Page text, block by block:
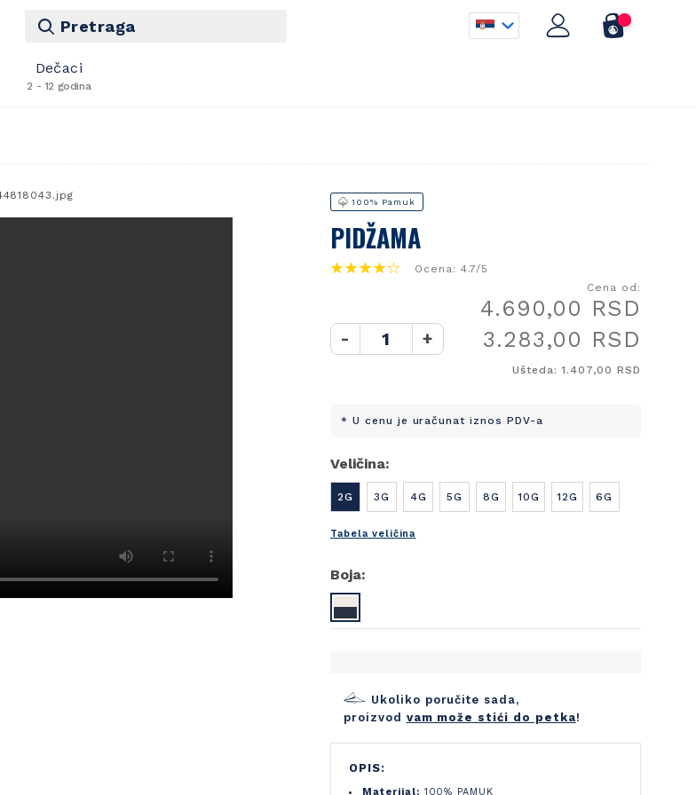
Pretraga
Dečaci
2 - 12 godina
100% Pamuk
PIDŽAMA
Ocena: 4.7/5
- +
Cena od:
4.690,00 RSD
3.283,00 RSD
Ušteda: 1.407,00 RSD
* U cenu je uračunat iznos PDV-a
Veličina:
2G 3G 4G 5G 8G 10G 12G 6G
Tabela veličina
Boja:
Ukoliko poručite sada,
proizvod vam može stići do petka!
OPIS:
Materijal: 100% PAMUK